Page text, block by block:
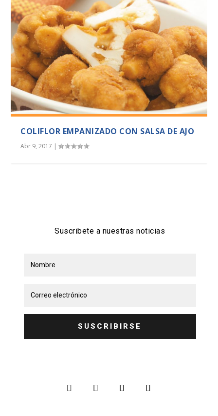
HERVIDO DE GALLINA
PONQUESITOS DE NARANJA CON CREMA DE
ROLLOS DE CANELA
PASTEL DE ATÚN Y ACEITUNAS PARA LA
TORTILLA DE BRÓCOLI
COLIFLOR EMPANIZADO CON SALSA DE AJO
Abr 9, 2017 |
Suscribete a nuestras noticias
SUSCRIBIRSE